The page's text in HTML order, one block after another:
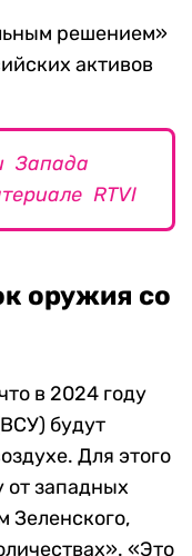
решением»
активов
Запада
RTVI
оружия со
в 2024 году
будут
Для этого
от западных
Зеленского,
«Это